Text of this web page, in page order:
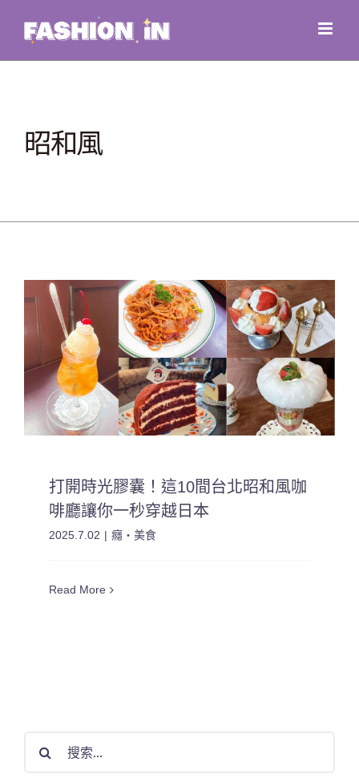
content
昭和風
打開時光膠囊！這10間台北昭和風咖
啡廳讓你一秒穿越日本
2025.7.02 | 癮・美食
Read More